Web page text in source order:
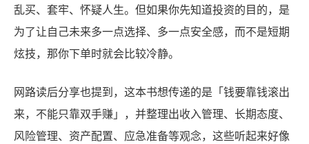
乱买、套牢、怀疑人生。但如果你先知道投资的目的，是
为了让自己未来多一点选择、多一点安全感，而不是短期
炫技，那你下单时就会比较冷静。
网路读后分享也提到，这本书想传递的是「钱要靠钱滚出
来，不能只靠双手赚」，并整理出收入管理、长期态度、
风险管理、资产配置、应急准备等观念，这些听起来好像